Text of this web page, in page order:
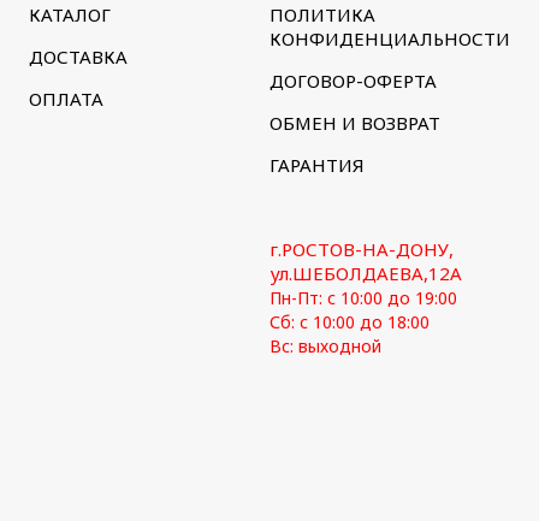
КАТАЛОГ
ДОСТАВКА
ОПЛАТА
ПОЛИТИКА
КОНФИДЕНЦИАЛЬНОСТИ
ДОГОВОР-ОФЕРТА
ОБМЕН И ВОЗВРАТ
ГАРАНТИЯ
г.РОСТОВ-НА-ДОНУ,
ул.ШЕБОЛДАЕВА,12А
Пн-Пт: с 10:00 до 19:00
Сб: с 10:00 до 18:00
Вс: выходной